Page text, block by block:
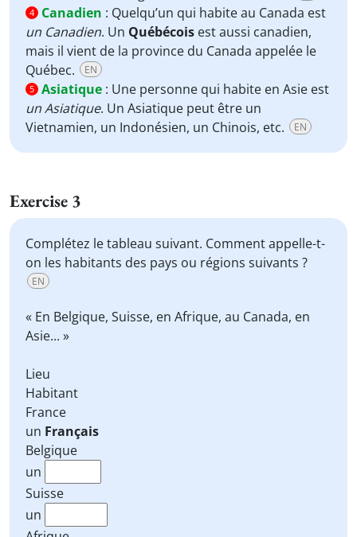
4 Canadien : Quelqu’un qui habite au Canada est
un Canadien. Un Québécois est aussi canadien,
mais il vient de la province du Canada appelée le
Québec.
EN
5 Asiatique : Une personne qui habite en Asie est
un Asiatique. Un Asiatique peut être un
Vietnamien, un Indonésien, un Chinois, etc.
EN
Exercise 3
Complétez le tableau suivant. Comment appelle-t-
on les habitants des pays ou régions suivants ?
EN
« En Belgique, Suisse, en Afrique, au Canada, en
Asie... »
Lieu
Habitant
France
un Français
Belgique
un
Suisse
un